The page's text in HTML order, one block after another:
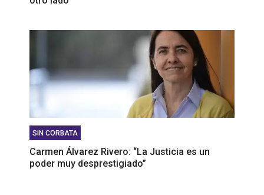
SIN CORBATA
Carmen Álvarez Rivero: “La Justicia es un
poder muy desprestigiado”